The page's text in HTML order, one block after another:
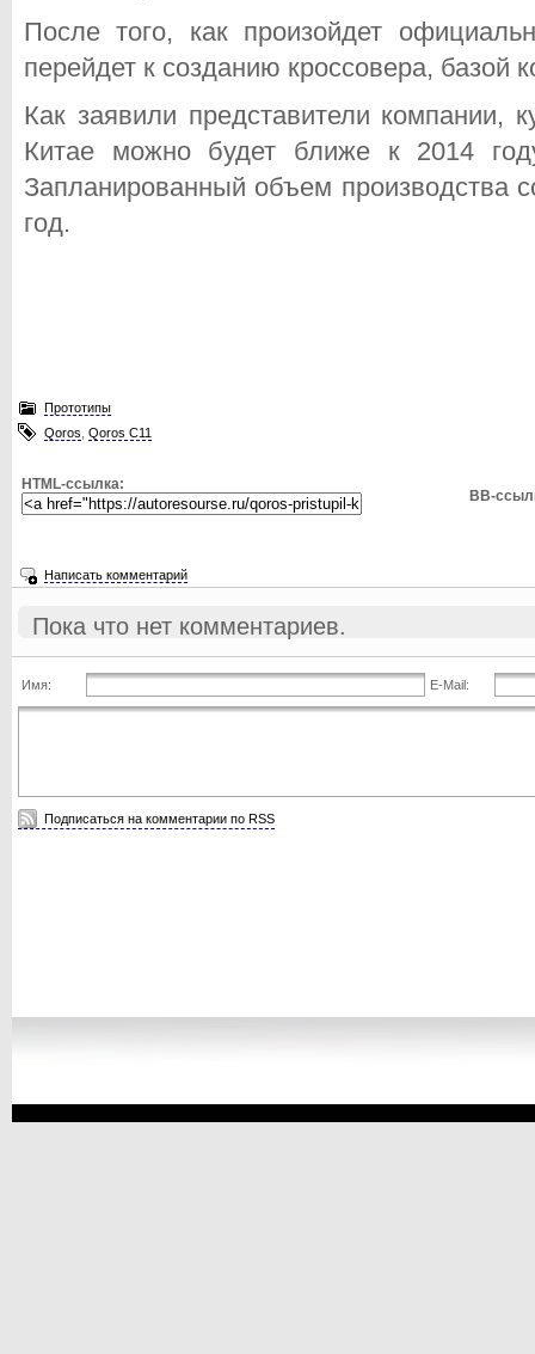
После того, как произойдет
перейдет к созданию кроссовера, базой
Как заявили представители компании,
Китае можно будет ближе к 2014
Запланированный объем производства
год.
Прототипы
Qoros Qoros C11
HTML-ссылка:
BB-
Написать комментарий
Пока что нет комментариев.
Имя: E-Mail:
Подписаться на комментарии по RSS